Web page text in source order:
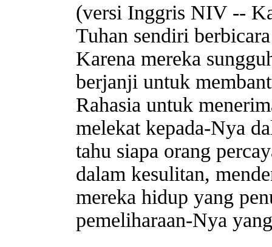
(versi Inggris NIV --
Tuhan sendiri
Karena mereka
berjanji untuk
Rahasia untuk
melekat kepada-Nya
tahu siapa orang
dalam kesulitan,
mereka hidup yang
pemeliharaan-Nya